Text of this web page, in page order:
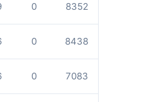
0 8352
0 8438
0 7083